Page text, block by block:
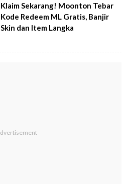
Klaim Sekarang! Moonton Tebar
Kode Redeem ML Gratis, Banjir
Skin dan Item Langka